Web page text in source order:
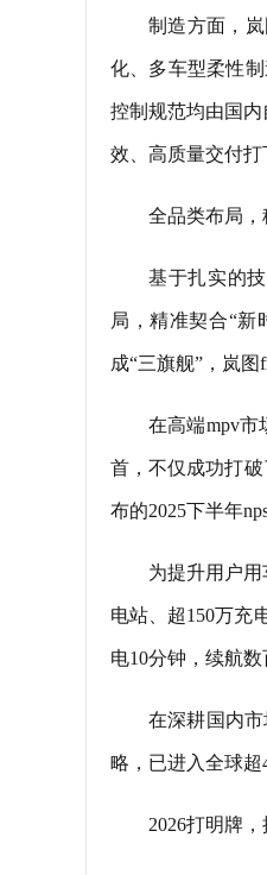
制造方面，
化、多车型柔性
控制规范均由国
效、高质量交付打
全品类布局
基于扎实的
局，精准契合“新
成“三旗舰”，岚
在高端mpv市
首，不仅成功打
布的2025下半年
为提升用户
电站、超150万充
电10分钟，续航数
在深耕国内
略，已进入全球超
2026打明牌